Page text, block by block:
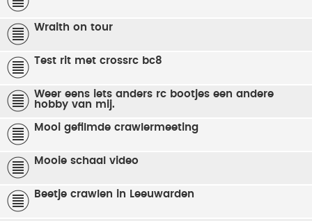
Wraith on tour
Test rit met crossrc bc8
Weer eens iets anders rc bootjes een andere
hobby van mij.
Mooi gefilmde crawlermeeting
Mooie schaal video
Beetje crawlen in Leeuwarden